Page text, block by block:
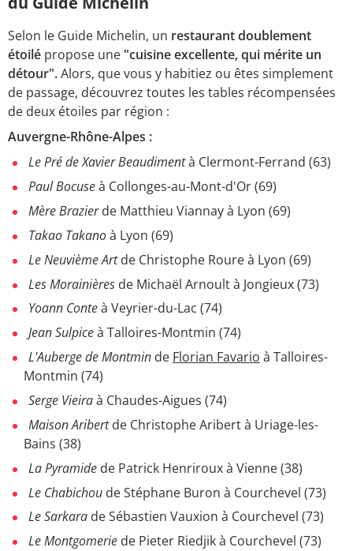
Selon le Guide Michelin, un restaurant doublement
étoilé propose une "cuisine excellente, qui mérite un
détour".Alors, que vous y habitiez ou êtes simplement
de passage, découvrez toutes les tables récompensées
de deux étoiles par région :
Auvergne-Rhône-Alpes :
Le Pré de Xavier Beaudimentà Clermont-Ferrand (63)
Paul Bocuseà Collonges-au-Mont-d'Or (69)
Mère Brazierde Matthieu Viannay à Lyon (69)
Takao Takanoà Lyon (69)
Le Neuvième Artde Christophe Roure à Lyon (69)
Les Morainières de Michaël Arnoult à Jongieux (73)
Yoann Conteà Veyrier-du-Lac (74)
Jean Sulpiceà Talloires-Montmin (74)
L'Auberge de Montmin de Florian Favario à Talloires-
Montmin (74)
Serge Vieiraà Chaudes-Aigues (74)
Maison Aribertde Christophe Aribert à Uriage-les-
Bains (38)
La Pyramide de Patrick Henriroux à Vienne (38)
Le Chabichou de Stéphane Buron à Courchevel (73)
Le Sarkara de Sébastien Vauxion à Courchevel (73)
Le Montgomerie de Pieter Riedjik à Courchevel (73)